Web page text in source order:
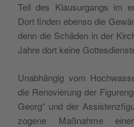
Teil des Klausurgangs im
Dort find­en eben­so die
denn die Schä­den in der
Jahre dort keine
Unab­hängig vom
die Ren­ovierung der
Georg“ und der
zo­gene Maß­nahme